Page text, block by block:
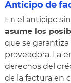
Anticipo de
En el anticipo
asume los
que se
proveedora. La
derechos del
de la factura en